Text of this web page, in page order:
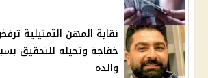
نقابة المهن التمثيلية
خفاجة وتحيله للتحقيق
والده